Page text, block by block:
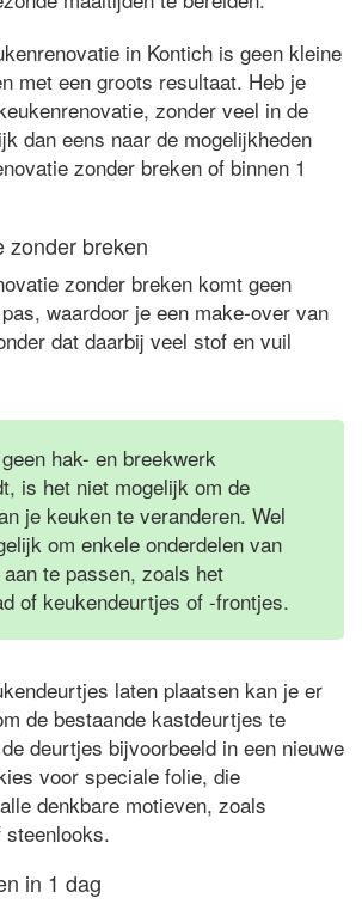
in Kontich is geen kleine
met een groots resultaat. Heb je
zonder veel in de
dan eens naar de mogelijkheden
zonder breken of binnen 1
zonder breken
zonder breken komt geen
waardoor je een make-over van
dat daarbij veel stof en vuil
hak- en breekwerk
is het niet mogelijk om de
je keuken te veranderen. Wel
om enkele onderdelen van
te passen, zoals het
of keukendeurtjes of -frontjes.
laten plaatsen kan je er
de bestaande kastdeurtjes te
deurtjes bijvoorbeeld in een nieuwe
voor speciale folie, die
denkbare motieven, zoals
steenlooks.
in 1 dag